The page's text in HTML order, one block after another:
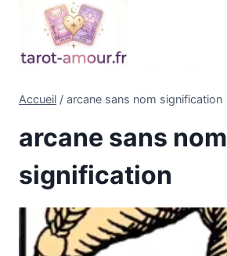
contenu
Accueil / arcane sans nom signification
arcane sans nom
signification